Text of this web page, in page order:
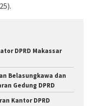
DPRD Makassar
Belasungkawa dan
Gedung DPRD
Kantor DPRD